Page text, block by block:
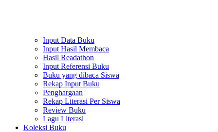
Input Data Buku
Input Hasil Membaca
Hasil Readathon
Input Referensi Buku
Buku yang dibaca Siswa
Rekap Input Buku
Penghargaan
Rekap Literasi Per Siswa
Review Buku
Lagu Literasi
Koleksi Buku